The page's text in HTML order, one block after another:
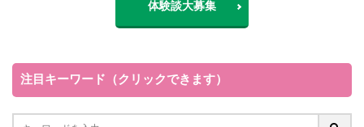
体験談大募集
注目キーワード（クリックできます）